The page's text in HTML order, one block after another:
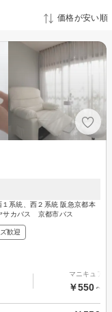
価格が安い順
系統、西２系統 阪急京都本
カバス 京都市バス
歓迎
マニキュア
￥550～